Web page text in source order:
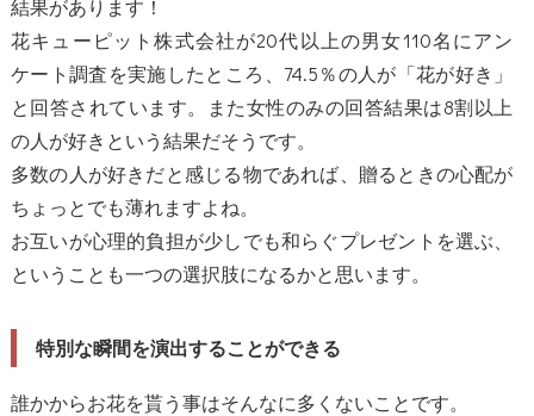
結果があります！
花キューピット株式会社が20代以上の男女110名にアン
ケート調査を実施したところ、74.5％の人が「花が好き」
と回答されています。また女性のみの回答結果は8割以上
の人が好きという結果だそうです。
多数の人が好きだと感じる物であれば、贈るときの心配が
ちょっとでも薄れますよね。
お互いが心理的負担が少しでも和らぐプレゼントを選ぶ、
ということも一つの選択肢になるかと思います。
特別な瞬間を演出することができる
誰かからお花を貰う事はそんなに多くないことです。